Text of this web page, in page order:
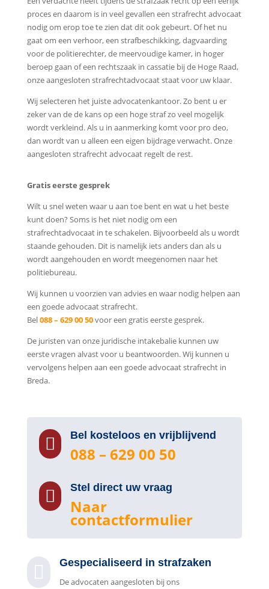
proces en daarom is in veel gevallen een strafrecht advocaat
nodig om erop toe te zien dat dit ook gebeurt. Of het nu
gaat om een verhoor, een strafbeschikking, dagvaarding
voor de politierechter, de meervoudige kamer, in hoger
beroep gaan of een rechtszaak in cassatie bij de Hoge Raad,
onze aangesloten strafrechtadvocaat staat voor uw klaar.
Wij selecteren het juiste advocatenkantoor. Zo bent u er
zeker van de de kans op een hoge straf zo veel mogelijk
wordt verkleind. Als u in aanmerking komt voor pro deo,
dan wordt van u alleen een eigen bijdrage verwacht. Onze
aangesloten strafrecht advocaat regelt de rest.
Gratis eerste gesprek
Wilt u snel weten waar u aan toe bent en wat u het beste
kunt doen? Soms is het niet nodig om een
strafrechtadvocaat in te schakelen. Bijvoorbeeld als u wordt
staande gehouden. Dit is namelijk iets anders dan als u
wordt aangehouden en wordt meegenomen naar het
politiebureau.
Wij kunnen u voorzien van advies en waar nodig helpen aan
een goede advocaat strafrecht.
Bel088 – 629 00 50voor een gratis eerste gesprek.
De juristen van onze juridische intakebalie kunnen uw
eerste vragen alvast voor u beantwoorden. Wij kunnen u
vervolgens helpen aan een goede advocaat strafrecht in
Breda.
 Bel kosteloos en vrijblijvend
088 – 629 00 50
 Stel direct uw vraag
Naar
contactformulier
 Gespecialiseerd in strafzaken
De advocaten aangesloten bij ons